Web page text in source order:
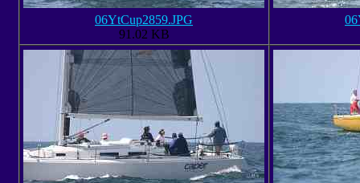
06YtCup2859.JPG
91.02 KB